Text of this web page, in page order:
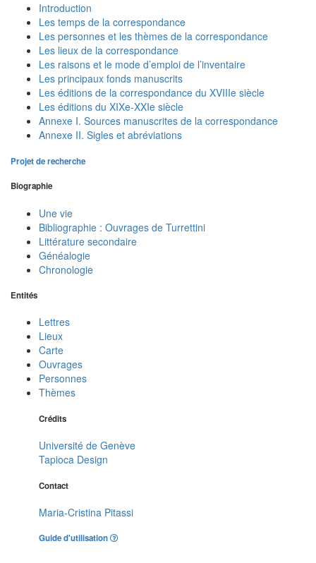
Introduction
Les temps de la correspondance
Les personnes et les thèmes de la correspondance
Les lieux de la correspondance
Les raisons et le mode d’emploi de l’inventaire
Les principaux fonds manuscrits
Les éditions de la correspondance du XVIIIe siècle
Les éditions du XIXe-XXIe siècle
Annexe I. Sources manuscrites de la correspondance
Annexe II. Sigles et abréviations
Projet de recherche
Biographie
Une vie
Bibliographie : Ouvrages de Turrettini
Littérature secondaire
Généalogie
Chronologie
Entités
Lettres
Lieux
Carte
Ouvrages
Personnes
Thèmes
Crédits
Université de Genève
Tapioca Design
Contact
Maria-Cristina Pitassi
Guide d'utilisation